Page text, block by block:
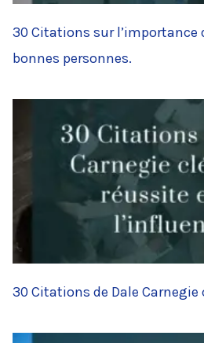
30 Citations sur l’importance
bonnes personnes.
30 Citations de Dale Carnegie